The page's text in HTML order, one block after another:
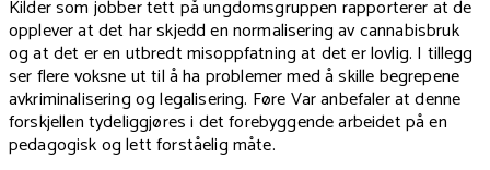
Kilder som jobber tett på ungdomsgruppen rapporterer at de
opplever at det har skjedd en normalisering av cannabisbruk
og at det er en utbredt misoppfatning at det er lovlig. I tillegg
ser flere voksne ut til å ha problemer med å skille begrepene
avkriminalisering og legalisering. Føre Var anbefaler at denne
forskjellen tydeliggjøres i det forebyggende arbeidet på en
pedagogisk og lett forståelig måte.